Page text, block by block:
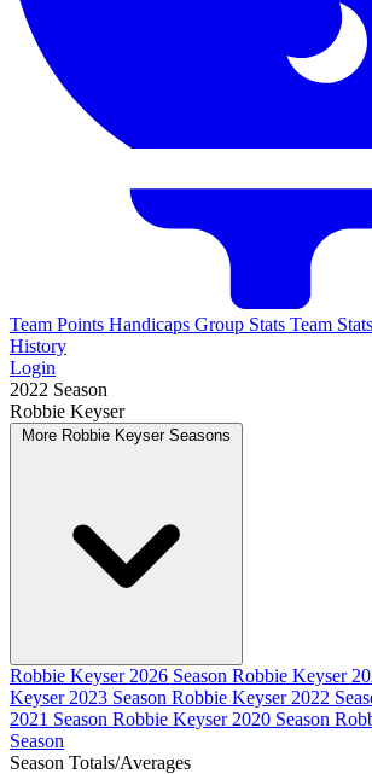
Team Points Handicaps Group Stats Team Stats
History
Login
2022 Season
Robbie Keyser
More Robbie Keyser Seasons
Robbie Keyser 2026 Season Robbie Keyser
Keyser 2023 Season Robbie Keyser 2022
2021 Season Robbie Keyser 2020 Season
Season
Season Totals/Averages